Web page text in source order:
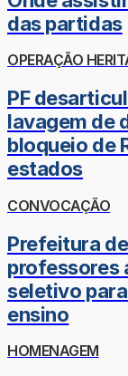
das partidas
OPERAÇÃO
PF
lavagem de
bloqueio de
estados
CONVOCAÇÃO
Prefeitura
professores
seletivo
ensino
HOMENAGEM